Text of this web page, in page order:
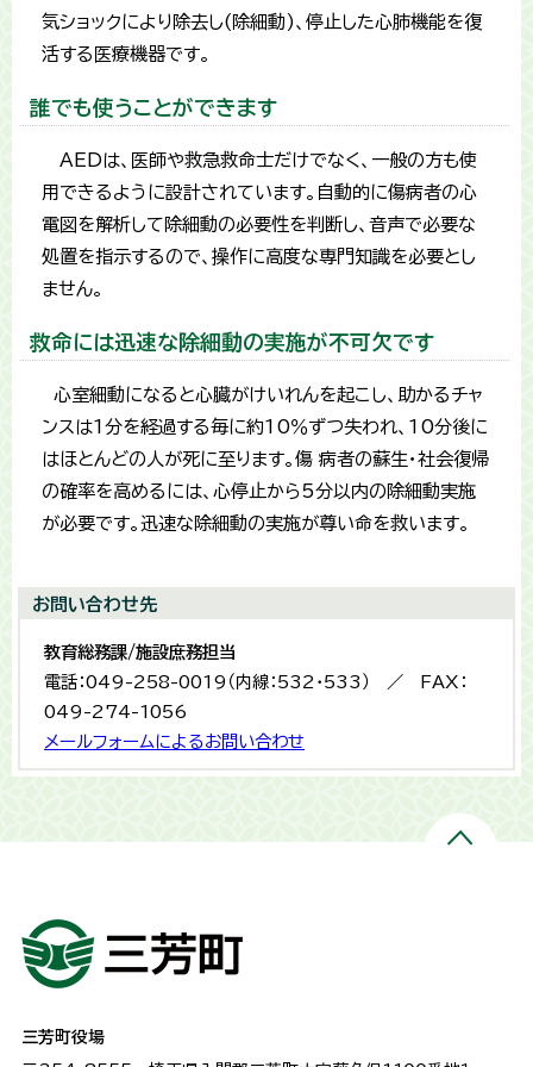
気ショックにより除去し(除細動)、停止した心肺機能を復
活する医療機器です。
誰でも使うことができます
AEDは、医師や救急救命士だけでなく、一般の方も使
用できるように設計されています。自動的に傷病者の心
電図を解析して除細動の必要性を判断し、音声で必要な
処置を指示するので、操作に高度な専門知識を必要とし
ません。
救命には迅速な除細動の実施が不可欠です
心室細動になると心臓がけいれんを起こし、助かるチャ
ンスは1分を経過する毎に約10％ずつ失われ、10分後に
はほとんどの人が死に至ります。傷 病者の蘇生・社会復帰
の確率を高めるには、心停止から5分以内の除細動実施
が必要です。迅速な除細動の実施が尊い命を救います。
お問い合わせ先
教育総務課/施設庶務担当
電話：049-258-0019（内線：532・533） ／ FAX：
049-274-1056
メールフォームによるお問い合わせ
三芳町役場